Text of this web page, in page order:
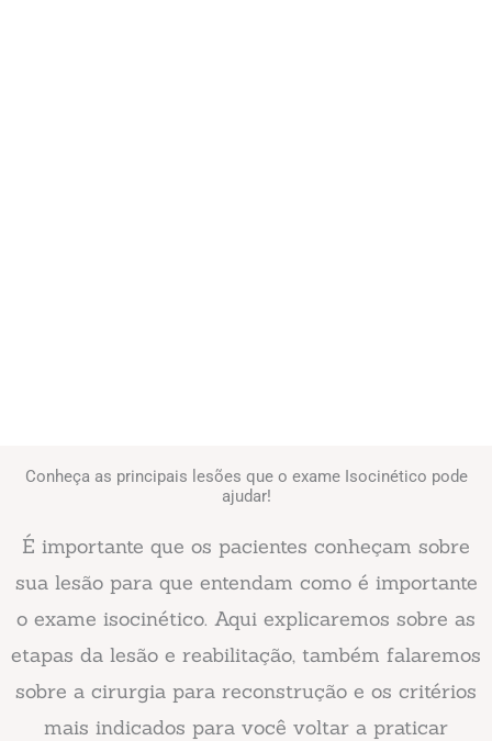
Conheça as principais lesões que o exame Isocinético pode
ajudar!
É importante que os pacientes conheçam sobre
sua lesão para que entendam como é importante
o exame isocinético. Aqui explicaremos sobre as
etapas da lesão e reabilitação, também falaremos
sobre a cirurgia para reconstrução e os critérios
mais indicados para você voltar a praticar